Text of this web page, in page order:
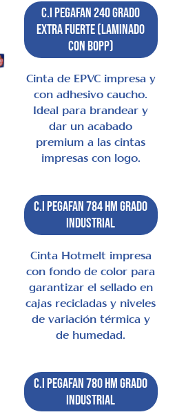
C.I Pegafan 240 Grado
Extra Fuerte (laminado
con BOPP)
Cinta de EPVC impresa y
con adhesivo caucho.
Ideal para brandear y
dar un acabado
premium a las cintas
impresas con logo.
C.I Pegafan 784 HM Grado
Industrial
Cinta Hotmelt impresa
con fondo de color para
garantizar el sellado en
cajas recicladas y niveles
de variación térmica y
de humedad.
C.I Pegafan 780 HM Grado
Industrial